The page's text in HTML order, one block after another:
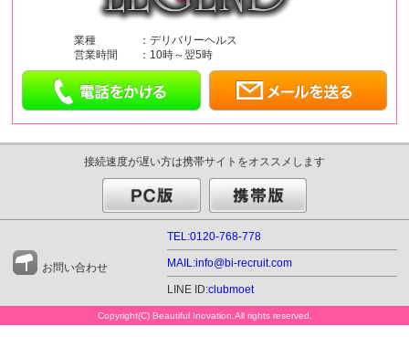
業種
：デリバリーヘルス
営業時間
：10時～翌5時
接続速度が遅い方は携帯サイトをオススメします
お問い合わせ
TEL:0120-768-778
MAIL:info@bi-recruit.com
LINE ID:clubmoet
Copyright(C) Beautiful Inovation.All rights reserved.